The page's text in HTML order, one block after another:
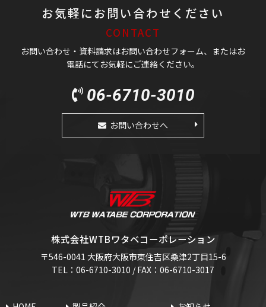
お気軽にお問い合わせください
CONTACT
お問い合わせ・資料請求はお問い合わせフォーム、またはお
電話にてお気軽にご連絡ください。
06-6710-3010
お問い合わせへ
株式会社WTBワタベコーポレーション
〒546-0041 大阪府大阪市東住吉区桑津2丁目15-6
TEL：06-6710-3010 / FAX：06-6710-3017